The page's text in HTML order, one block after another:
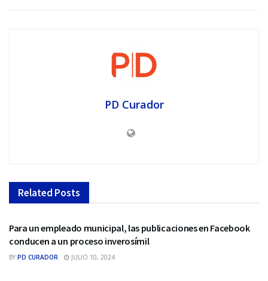
PD Curador
Related Posts
REDES SOCIALES
Para un empleado municipal, las publicaciones en Facebook
conducen a un proceso inverosímil
BY PD CURADOR JULIO 10, 2024
REDES SOCIALES